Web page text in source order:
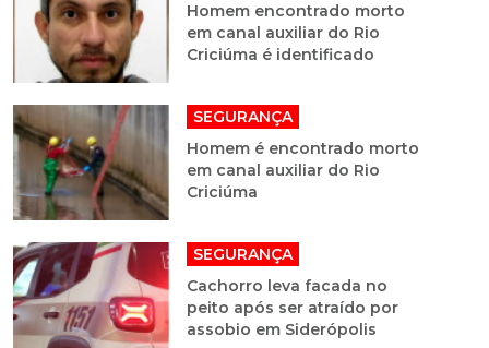
Homem encontrado morto
em canal auxiliar do Rio
Criciúma é identificado
SEGURANÇA
Homem é encontrado morto
em canal auxiliar do Rio
Criciúma
SEGURANÇA
Cachorro leva facada no
peito após ser atraído por
assobio em Siderópolis